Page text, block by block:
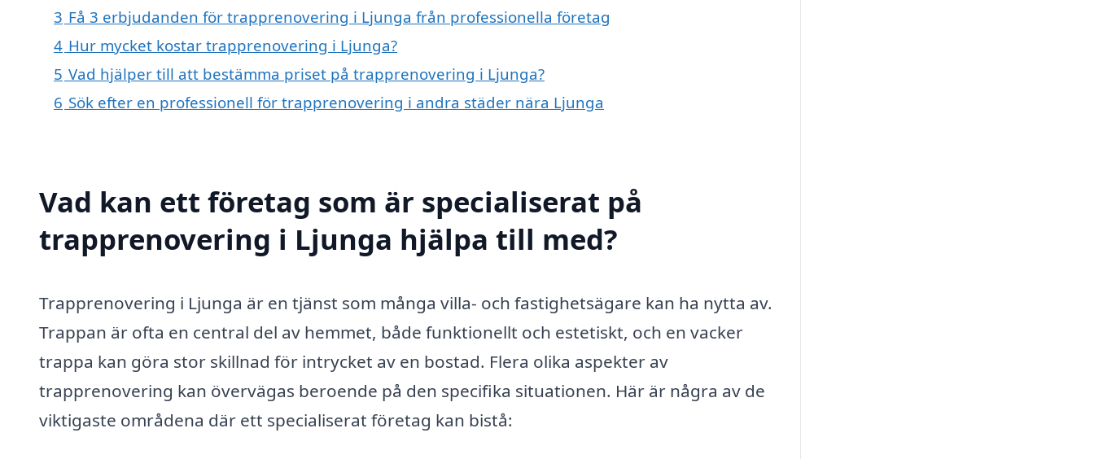
3 Få 3 erbjudanden för trapprenovering i Ljunga från professionella företag
4 Hur mycket kostar trapprenovering i Ljunga?
5 Vad hjälper till att bestämma priset på trapprenovering i Ljunga?
6 Sök efter en professionell för trapprenovering i andra städer nära Ljunga
Vad kan ett företag som är specialiserat på
trapprenovering i Ljunga hjälpa till med?
Trapprenovering i Ljunga är en tjänst som många villa- och fastighetsägare kan ha nytta av.
Trappan är ofta en central del av hemmet, både funktionellt och estetiskt, och en vacker
trappa kan göra stor skillnad för intrycket av en bostad. Flera olika aspekter av
trapprenovering kan övervägas beroende på den specifika situationen. Här är några av de
viktigaste områdena där ett specialiserat företag kan bistå: